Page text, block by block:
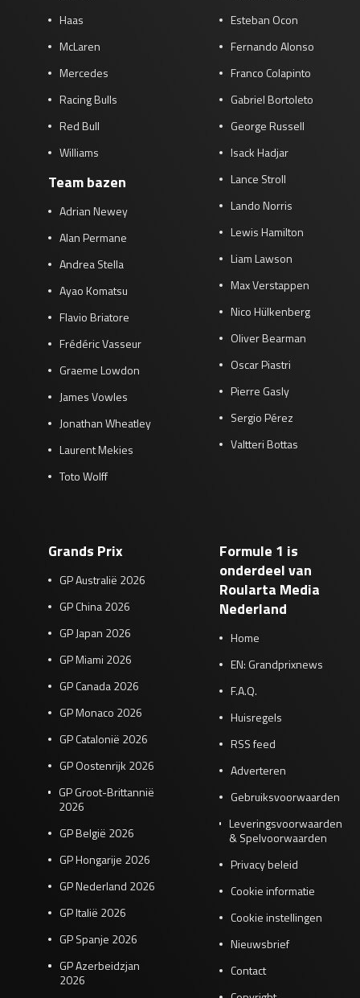
Haas
McLaren
Mercedes
Racing Bulls
Red Bull
Williams
Team bazen
Adrian Newey
Alan Permane
Andrea Stella
Ayao Komatsu
Flavio Briatore
Frédéric Vasseur
Graeme Lowdon
James Vowles
Jonathan Wheatley
Laurent Mekies
Toto Wolff
Esteban Ocon
Fernando Alonso
Franco Colapinto
Gabriel Bortoleto
George Russell
Isack Hadjar
Lance Stroll
Lando Norris
Lewis Hamilton
Liam Lawson
Max Verstappen
Nico Hülkenberg
Oliver Bearman
Oscar Piastri
Pierre Gasly
Sergio Pérez
Valtteri Bottas
Grands Prix
GP Australië 2026
GP China 2026
GP Japan 2026
GP Miami 2026
GP Canada 2026
GP Monaco 2026
GP Catalonië 2026
GP Oostenrijk 2026
GP Groot-Brittannië
2026
GP België 2026
GP Hongarije 2026
GP Nederland 2026
GP Italië 2026
GP Spanje 2026
GP Azerbeidzjan
2026
Formule 1 is
onderdeel van
Roularta Media
Nederland
Home
EN: Grandprixnews
F.A.Q.
Huisregels
RSS feed
Adverteren
Gebruiksvoorwaarden
Leveringsvoorwaarden
& Spelvoorwaarden
Privacy beleid
Cookie informatie
Cookie instellingen
Nieuwsbrief
Contact